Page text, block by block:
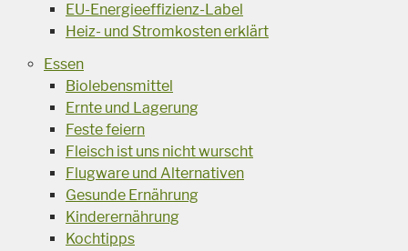
EU-Energieeffizienz-Label
Heiz- und Stromkosten erklärt
Essen
Biolebensmittel
Ernte und Lagerung
Feste feiern
Fleisch ist uns nicht wurscht
Flugware und Alternativen
Gesunde Ernährung
Kinderernährung
Kochtipps